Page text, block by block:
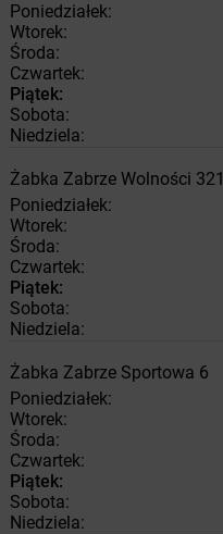
Poniedziałek:
Wtorek:
Środa:
Czwartek:
Piątek:
Sobota:
Niedziela:
Żabka Zabrze Wolności 321
Poniedziałek:
Wtorek:
Środa:
Czwartek:
Piątek:
Sobota:
Niedziela:
Żabka Zabrze Sportowa 6
Poniedziałek:
Wtorek:
Środa:
Czwartek:
Piątek:
Sobota:
Niedziela: